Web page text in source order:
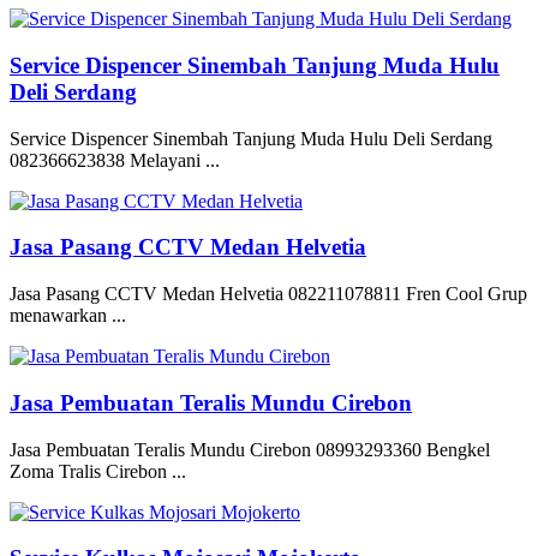
Service Dispencer Sinembah Tanjung Muda Hulu
Deli Serdang
Service Dispencer Sinembah Tanjung Muda Hulu Deli Serdang
082366623838 Melayani ...
Jasa Pasang CCTV Medan Helvetia
Jasa Pasang CCTV Medan Helvetia 082211078811 Fren Cool Grup
menawarkan ...
Jasa Pembuatan Teralis Mundu Cirebon
Jasa Pembuatan Teralis Mundu Cirebon 08993293360 Bengkel
Zoma Tralis Cirebon ...